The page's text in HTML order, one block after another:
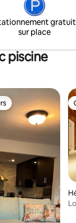
gratuit
sur place
piscine
: 4,96